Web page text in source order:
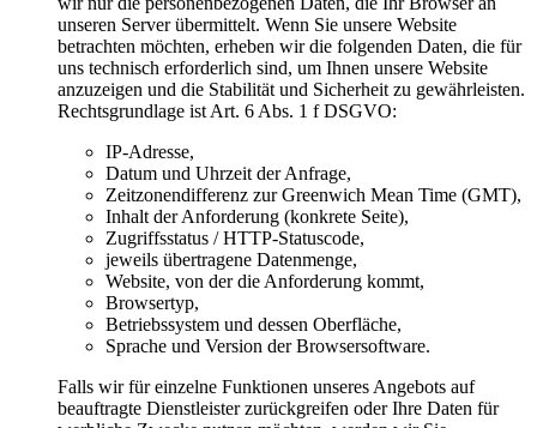
unseren Server übermittelt. Wenn Sie unsere Website
betrachten möchten, erheben wir die folgenden Daten, die für
uns technisch erforderlich sind, um Ihnen unsere Website
anzuzeigen und die Stabilität und Sicherheit zu gewährleisten.
Rechtsgrundlage ist Art. 6 Abs. 1 f DSGVO:
IP-Adresse,
Datum und Uhrzeit der Anfrage,
Zeitzonendifferenz zur Greenwich Mean Time (GMT),
Inhalt der Anforderung (konkrete Seite),
Zugriffsstatus / HTTP-Statuscode,
jeweils übertragene Datenmenge,
Website, von der die Anforderung kommt,
Browsertyp,
Betriebssystem und dessen Oberfläche,
Sprache und Version der Browsersoftware.
Falls wir für einzelne Funktionen unseres Angebots auf
beauftragte Dienstleister zurückgreifen oder Ihre Daten für